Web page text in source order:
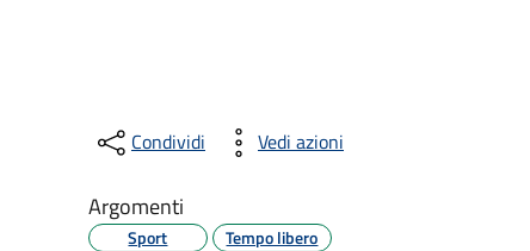
Condividi Vedi azioni
Argomenti
Sport Tempo libero